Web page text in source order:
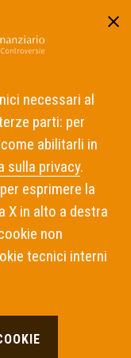
dell'Arbitro
essa è
diritto sul
necessari al
parti: per
abilitarli in
sulla privacy.
esprimere la
X in alto a destra
non
tecnici interni